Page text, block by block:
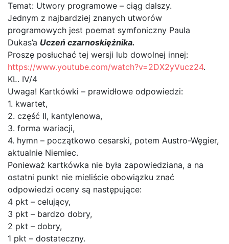
Temat: Utwory programowe – ciąg dalszy.
Jednym z najbardziej znanych utworów
programowych jest poemat symfoniczny Paula
Dukas’a Uczeń czarnoskiężnika.
Proszę posłuchać tej wersji lub dowolnej innej:
https://www.youtube.com/watch?v=2DX2yVucz24.
KL. IV/4
Uwaga! Kartkówki – prawidłowe odpowiedzi:
1. kwartet,
2. część II, kantylenowa,
3. forma wariacji,
4. hymn – początkowo cesarski, potem Austro-Węgier,
aktualnie Niemiec.
Ponieważ kartkówka nie była zapowiedziana, a na
ostatni punkt nie mieliście obowiązku znać
odpowiedzi oceny są następujące:
4 pkt – celujący,
3 pkt – bardzo dobry,
2 pkt – dobry,
1 pkt – dostateczny.